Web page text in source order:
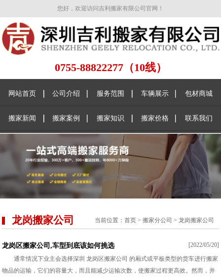
您好，欢迎访问吉利搬家有限公司官网！
0755-88822277（10线）
网站首页 公司介绍 服务范围 车辆展示 包材商城
搬家新闻 搬家案例 搬家知识 搬家价格 联系我们
龙岗搬家公司 当前位置： 首页> 搬家分公司 > 龙岗搬家公司
龙岗区搬家公司,车型到底该如何挑选
[2022/05/20]
通常情况下业主会选择深圳 龙岗区搬家公司 的厢式或平板类型的货车进行搬家
物品的运输，它们的容量大，而且能减少运输次数，使搬家过程更高效。然而，并